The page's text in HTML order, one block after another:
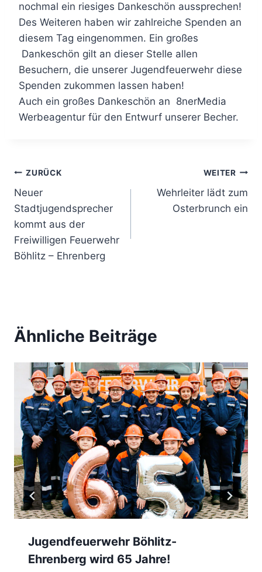
nochmal ein riesiges Dankeschön aussprechen!
Des Weiteren haben wir zahlreiche Spenden an
diesem Tag eingenommen. Ein großes
Dankeschön gilt an dieser Stelle allen
Besuchern, die unserer Jugendfeuerwehr diese
Spenden zukommen lassen haben!
Auch ein großes Dankeschön an 8nerMedia
Werbeagentur für den Entwurf unserer Becher.
Beitragsnavigation
ZURÜCK
Neuer
Stadtjugendsprecher
kommt aus der
Freiwilligen Feuerwehr
Böhlitz – Ehrenberg
WEITER
Wehrleiter lädt zum
Osterbrunch ein
Ähnliche Beiträge
Jugendfeuerwehr Böhlitz-
Ehrenberg wird 65 Jahre!